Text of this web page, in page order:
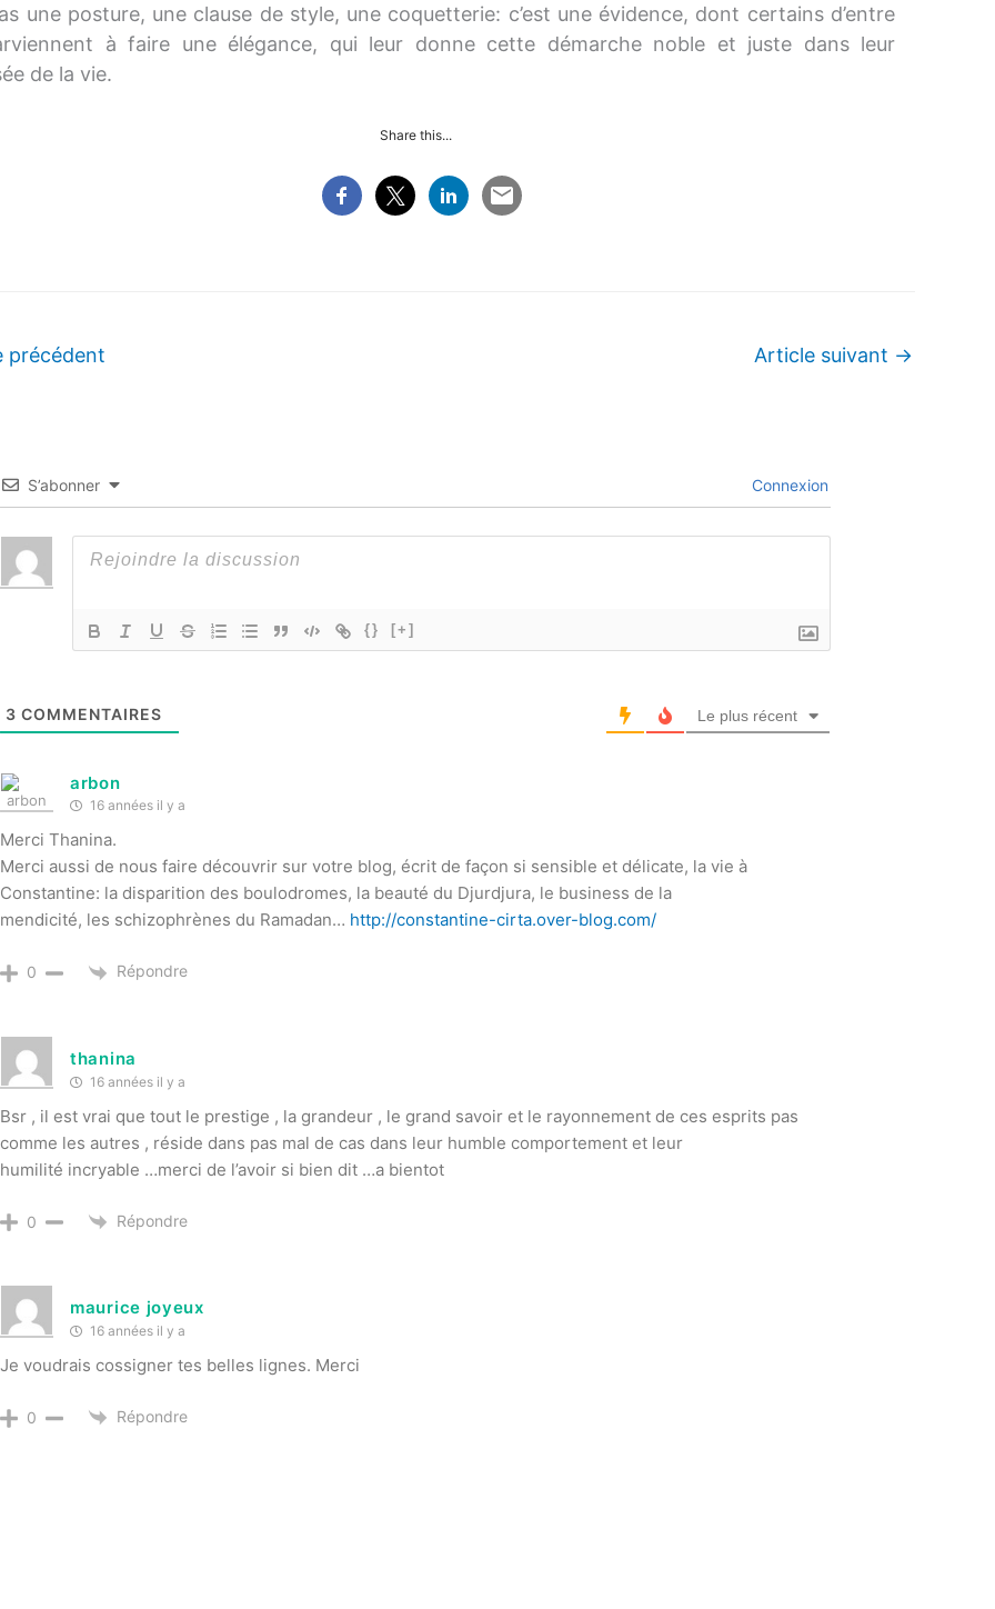
une posture, une clause de style, une coquetterie: c’est une évidence, dont certains d’entre
à faire une élégance, qui leur donne cette démarche noble et juste dans leur
de la vie.
Share this...
précédent Article suivant →
S’abonner Connexion
{} [+]
3 COMMENTAIRES Le plus récent
arbon
16 années il y a
Merci Thanina.
Merci aussi de nous faire découvrir sur votre blog, écrit de façon si sensible et délicate, la vie à
Constantine: la disparition des boulodromes, la beauté du Djurdjura, le business de la
mendicité, les schizophrènes du Ramadan… http://constantine-cirta.over-blog.com/
0 Répondre
thanina
16 années il y a
Bsr , il est vrai que tout le prestige , la grandeur , le grand savoir et le rayonnement de ces esprits pas
comme les autres , réside dans pas mal de cas dans leur humble comportement et leur
humilité incryable …merci de l’avoir si bien dit …a bientot
0 Répondre
maurice joyeux
16 années il y a
Je voudrais cossigner tes belles lignes. Merci
0 Répondre